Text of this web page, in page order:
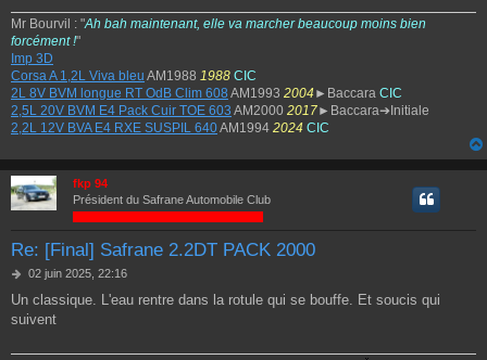
Mr Bourvil : "Ah bah maintenant, elle va marcher beaucoup moins bien
forcément !"
Imp 3D
Corsa A 1,2L Viva bleu AM1988 1988 CIC
2L 8V BVM longue RT OdB Clim 608 AM1993 2004 ►Baccara CIC
2,5L 20V BVM E4 Pack Cuir TOE 603 AM2000 2017►Baccara➔Initiale
2,2L 12V BVA E4 RXE SUSPIL 640AM1994 2024 CIC
fkp 94
Président du Safrane Automobile Club
Re: [Final] Safrane 2.2DT PACK 2000
M
s
s
g
02 juin 2025, 22:16
Un classique. L'eau rentre dans la rotule qui se bouffe. Et soucis qui
suivent